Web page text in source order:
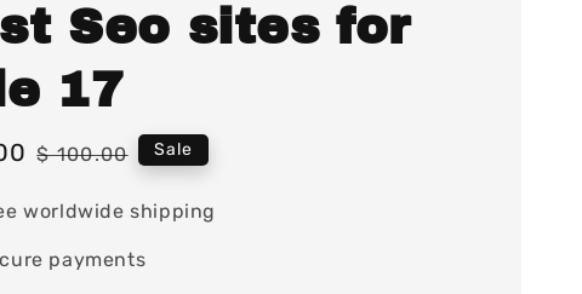
Seo sites for
17
Regular
$ 100.00 Sale
worldwide shipping
payments